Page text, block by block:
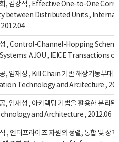
희, 김강석 , Effective One-to-One
between Distributed Units ,
성 , Control-Channel-Hopping
AJOU , IEICE Transactions
, 임재성 , Kill Chain 기반 해상기동부대
Technology and Arcitecture ,
, 임재성 , 아키텍팅 기법을 활용한 분리
and Architecture , 2012.06
, 엔터프라이즈 자원의 정렬, 통합 및 상